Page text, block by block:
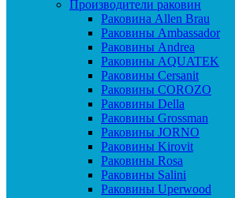
Производители раковин
Раковина Allen Brau
Раковины Ambassador
Раковины Andrea
Раковины AQUATEK
Раковины Cersanit
Раковины COROZO
Раковины Della
Раковины Grossman
Раковины JORNO
Раковины Kirovit
Раковины Rosa
Раковины Salini
Раковины Uperwood